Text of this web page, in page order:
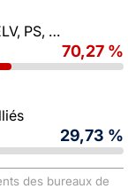
PCF)
70,27 %
29,73 %
des bureaux de